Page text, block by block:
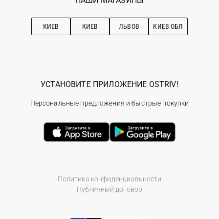
Рекомендации по уходу
КИЕВ КИЕВ ЛЬВОВ КИЕВ ОБЛ
Политика конфиденциальности
Публичный договор
УСТАНОВИТЕ ПРИЛОЖЕНИЕ OSTRIV!
Персональные предложения и быстрые покупки